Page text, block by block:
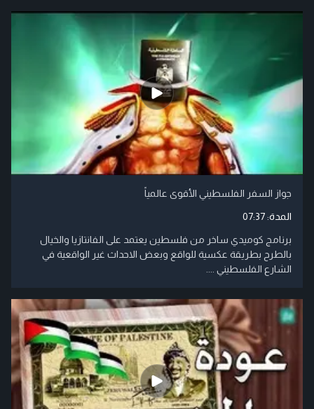
جواز السفر الفلسطيني الأقوى عالمياً
المدة:07:37
برنامج كوميدي ساخر من فلسطين يعتمد على الفانتازيا والخيال
بالطرح بطريقة عكسية للواقع وبعض الاحداث غير الواقعية في
الشارع الفلسطيني ....